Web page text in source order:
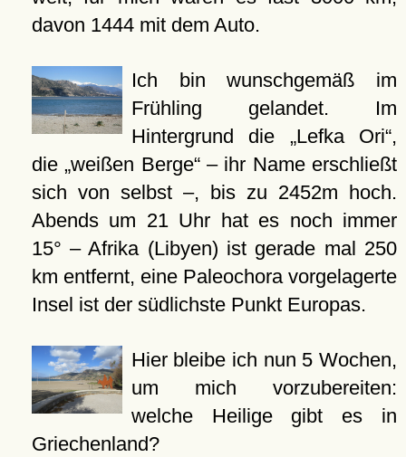
davon 1444 mit dem Auto.
Ich bin wunschgemäß im
Frühling gelandet. Im
Hintergrund die „Lefka Ori“,
die „weißen Berge“ – ihr Name erschließt
sich von selbst –, bis zu 2452m hoch.
Abends um 21 Uhr hat es noch immer
15° – Afrika (Libyen) ist gerade mal 250
km entfernt, eine Paleochora vorgelagerte
Insel ist der südlichste Punkt Europas.
Hier bleibe ich nun 5 Wochen,
um mich vorzubereiten:
welche Heilige gibt es in
Griechenland?